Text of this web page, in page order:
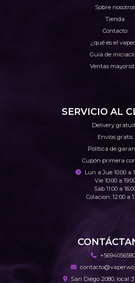
Sobre nosotros
Tienda
Contacto
¿qué es el
Guía de
Ventas
SERVICIO AL
Delivery
Envíos gratis
Política de
Cupón primera
Lun a Jue 10:00 a
Vie 10:00 a
Sáb 11:00 a
Colacion: 12:00 a
San Diego 2080, local